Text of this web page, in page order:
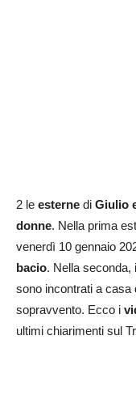
2 le esterne di Giulio
donne. Nella prima
venerdì 10 gennaio
bacio. Nella seconda,
sono incontrati a casa
sopravvento. Ecco i
ultimi chiarimenti sul